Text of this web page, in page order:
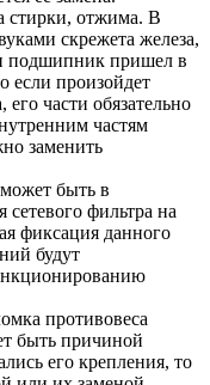
стирки, отжима. В
скрежета железа,
подшипник пришел в
если произойдет
части обязательно
частям
заменить
быть в
фильтра на
фиксация данного
будут
противовеса
быть причиной
его крепления, то